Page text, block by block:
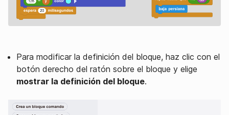
Para modificar la definición del bloque, haz clic con el
botón derecho del ratón sobre el bloque y elige
mostrar la definición del bloque.